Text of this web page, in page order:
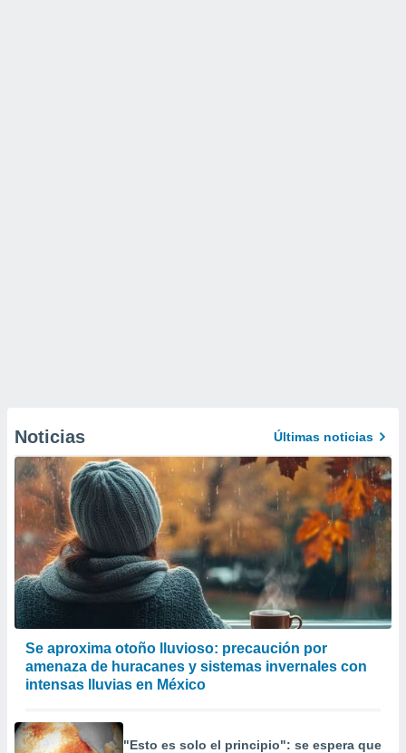
Noticias Últimas noticias
Se aproxima otoño lluvioso: precaución por
amenaza de huracanes y sistemas invernales con
intensas lluvias en México
"Esto es solo el principio": se espera que